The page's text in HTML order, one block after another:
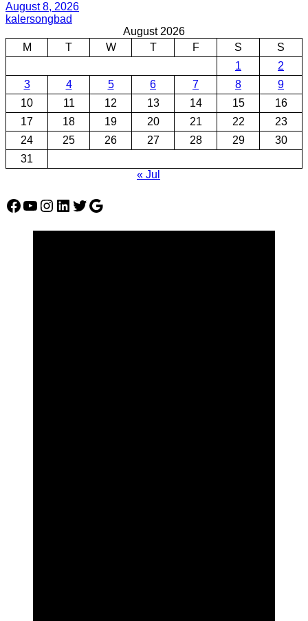
August 8, 2026
kalersongbad
August 2026
M
T W T F S
S
1
2
3
4 5 6 7 8
9
10
11 12 13 14 15
16
17
18 19 20 21 22
23
24
25 26 27 28 29
30
31
« Jul
Facebook
YouTube
Instagram
LinkedIn
Twitter
Google